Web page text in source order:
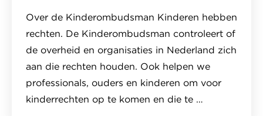
Over de Kinderombudsman Kinderen hebben
rechten. De Kinderombudsman controleert of
de overheid en organisaties in Nederland zich
aan die rechten houden. Ook helpen we
professionals, ouders en kinderen om voor
kinderrechten op te komen en die te …